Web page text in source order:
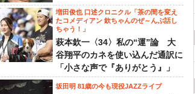
増田俊也 口述クロニクル「茶の間を変え
たコメディアン 欽ちゃんのぜ～んぶ話し
ちゃう！」
萩本欽一〈34〉私の“運”論 大
谷翔平のカネを使い込んだ通訳に
「小さな声で『ありがとう』」
坂田明 81歳の今も現役JAZZライブ